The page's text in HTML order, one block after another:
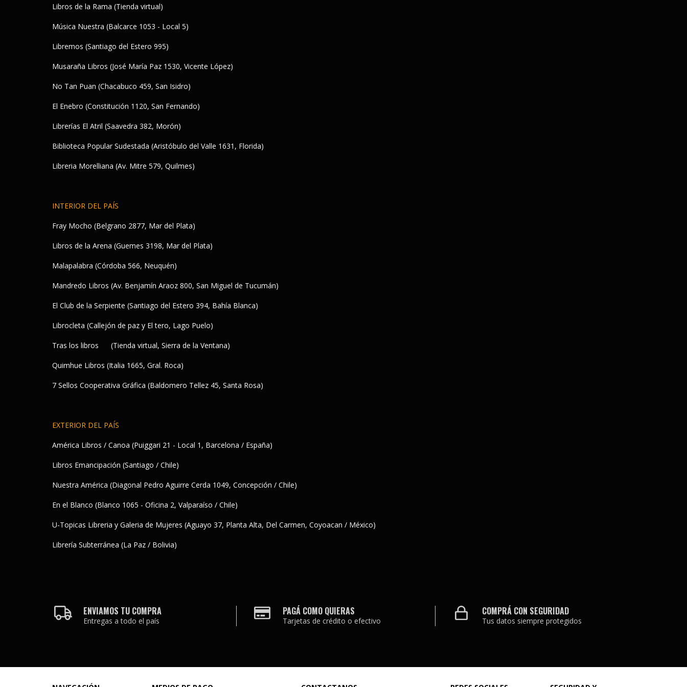
Libros de la Rama (Tienda virtual)
Música Nuestra (Balcarce 1053 - Local 5)
Libremos (Santiago del Estero 995)
Musaraña Libros (José María Paz 1530, Vicente López)
No Tan Puan (Chacabuco 459, San Isidro)
El Enebro (Constitución 1120, San Fernando)
Librerías El Atril (Saavedra 382, Morón)
Biblioteca Popular Sudestada (Aristóbulo del Valle 1631, Florida)
Libreria Morelliana (Av. Mitre 579, Quilmes)
INTERIOR DEL PAÍS
Fray Mocho (Belgrano 2877, Mar del Plata)
Libros de la Arena (Guemes 3198, Mar del Plata)
Malapalabra (Córdoba 566, Neuquén)
Mandredo Libros (Av. Benjamín Araoz 800, San Miguel de Tucumán)
El Club de la Serpiente (Santiago del Estero 394, Bahía Blanca)
Librocleta (Callejón de paz y El tero, Lago Puelo)
Tras los libros (Tienda virtual, Sierra de la Ventana)
Quimhue Libros (Italia 1665, Gral. Roca)
7 Sellos Cooperativa Gráfica (Baldomero Tellez 45, Santa Rosa)
EXTERIOR DEL PAÍS
América Libros / Canoa (Puiggari 21 - Local 1, Barcelona / España)
Libros Emancipación (Santiago / Chile)
Nuestra América (Diagonal Pedro Aguirre Cerda 1049, Concepción / Chile)
En el Blanco (Blanco 1065 - Oficina 2, Valparaíso / Chile)
U-Topicas Libreria y Galeria de Mujeres (Aguayo 37, Planta Alta, Del Carmen, Coyoacan / México)
Librería Subterránea (La Paz / Bolivia)
ENVIAMOS TU COMPRA
Entregas a todo el país
PAGÁ COMO QUIERAS
Tarjetas de crédito o efectivo
COMPRÁ CON SEGURIDAD
Tus datos siempre protegidos